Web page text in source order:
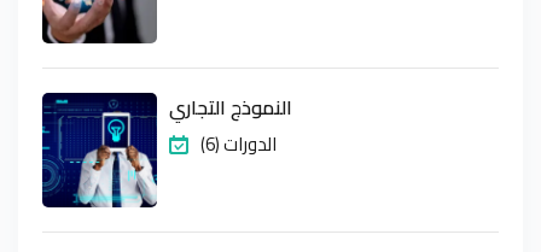
النموذج التجاري
(6) الدورات